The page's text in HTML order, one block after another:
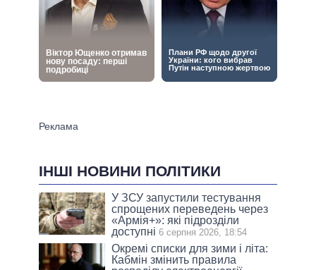
ІНШІ НОВИНИ ПОЛІТИКИ
У ЗСУ запустили тестування
спрощених переведень через
«Армія+»: які підрозділи
доступні 6 серпня 2026, 18:54
Окремі списки для зими і літа:
Кабмін змінить правила